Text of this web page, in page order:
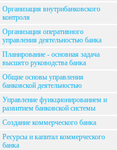
Организация внутрибанковского
контроля
Организация оперативного
управления деятельностью банка
Планирование - основная задача
высшего руководства банка
Общие основы управления
банковской деятельностью
Управление функционированием и
развитием банковской системы
Создание коммерческого банка
Ресурсы и капитал коммерческого
банка